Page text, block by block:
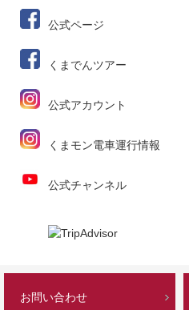
公式ページ
くまでんツアー
公式アカウント
くまモン電車運行情報
公式チャンネル
お問い合わせ